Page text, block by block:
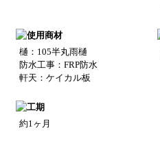
樋：105半丸雨樋
防水工事：FRP防水
軒天：ケイカル板
約1ヶ月